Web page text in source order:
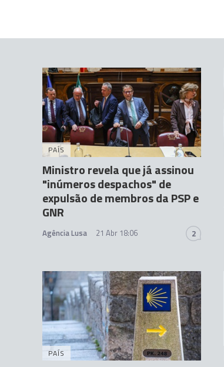
PAÍS
Ministro revela que já assinou
"inúmeros despachos" de
expulsão de membros da PSP e
GNR
Agência Lusa 21 Abr 18:06 2
PAÍS